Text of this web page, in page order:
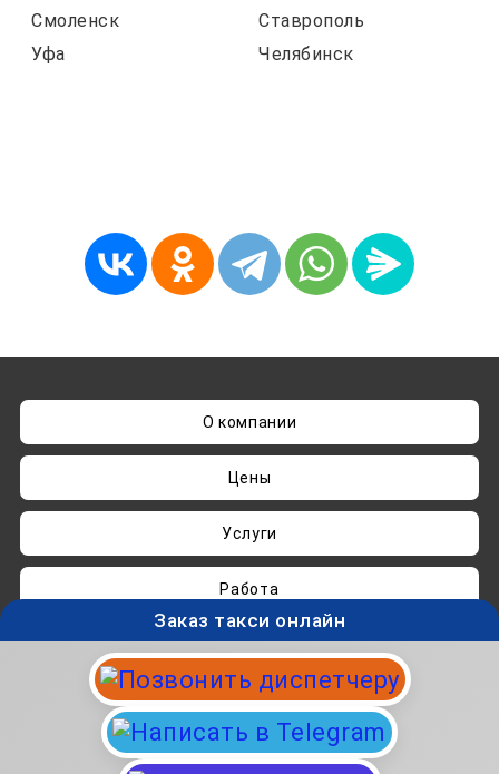
Смоленск
Ставрополь
Уфа
Челябинск
О компании
Цены
Услуги
Работа
Нашли ошибку? Пишите наadmin@taksisvo.ru
Такси для СВОих - taksisvo.ru © 05.2025-2026.
Вся информация на данном сайте носит
исключительно ознакомительный характер и не
является публичной офертой.
Заказ такси онлайн